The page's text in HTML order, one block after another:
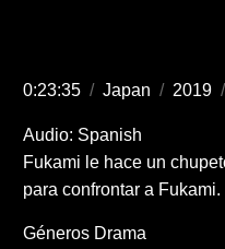
0:23:35 / Japan / 2019 /
Audio: Spanish
Fukami le hace un
para confrontar a Fukami.
Géneros Drama